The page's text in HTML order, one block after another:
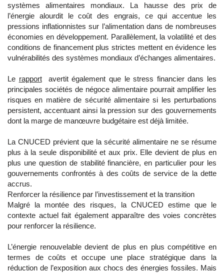
systèmes alimentaires mondiaux. La hausse des prix de
l’énergie alourdit le coût des engrais, ce qui accentue les
pressions inflationnistes sur l’alimentation dans de nombreuses
économies en développement. Parallèlement, la volatilité et des
conditions de financement plus strictes mettent en évidence les
vulnérabilités des systèmes mondiaux d’échanges alimentaires.
Le rapportavertit également que le stress financier dans les
principales sociétés de négoce alimentaire pourrait amplifier les
risques en matière de sécurité alimentaire si les perturbations
persistent, accentuant ainsi la pression sur des gouvernements
dont la marge de manœuvre budgétaire est déjà limitée.
La CNUCED prévient que la sécurité alimentaire ne se résume
plus à la seule disponibilité et aux prix. Elle devient de plus en
plus une question de stabilité financière, en particulier pour les
gouvernements confrontés à des coûts de service de la dette
accrus.
Renforcer la résilience par l’investissement et la transition
Malgré la montée des risques, la CNUCED estime que le
contexte actuel fait également apparaître des voies concrètes
pour renforcer la résilience.
L’énergie renouvelable devient de plus en plus compétitive en
termes de coûts et occupe une place stratégique dans la
réduction de l’exposition aux chocs des énergies fossiles. Mais